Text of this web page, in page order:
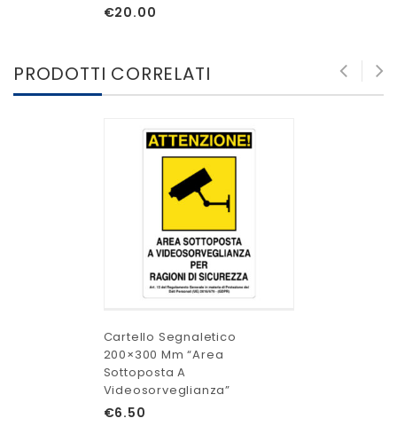
€20.00
PRODOTTI CORRELATI
Cartello Segnaletico
200×300 Mm “Area
Sottoposta A
Videosorveglianza”
€6.50